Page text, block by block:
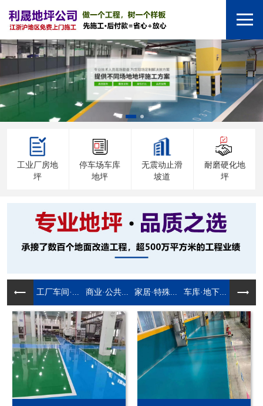
工业厂房地
坪
停车场车库
地坪
无震动止滑
坡道
耐磨硬化地
坪
工厂车间·... 商业·公共... 家居·特殊... 车库·地下...